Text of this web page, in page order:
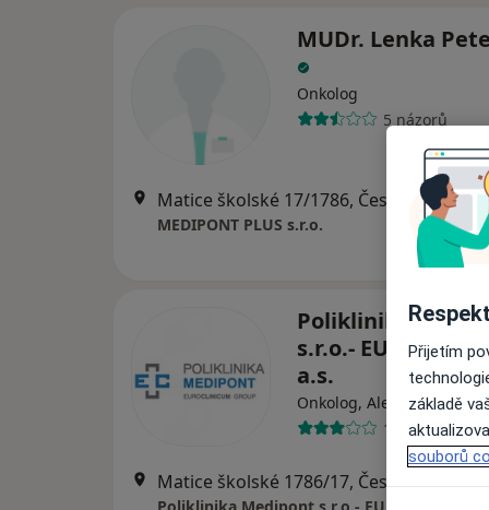
MUDr. Lenka
Onkolog
5 názorů
Matice
MEDIPONT PLUS s.r.o.
Poliklinika
s.r.o.-
a.s.
Onkolog, Alergolog,
144 názorů
Přijetím
základě
souborů